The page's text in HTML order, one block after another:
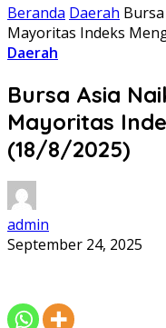
Beranda Daerah
Mayoritas Indeks
Daerah
Bursa Asia
Mayoritas
(18/8/2025)
admin
September 24, 2025